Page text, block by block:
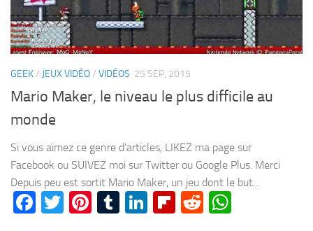
GEEK/ JEUX VIDÉO/ VIDÉOS 25 SEP, 2015
Mario Maker, le niveau le plus difficile au
monde
Si vous aimez ce genre d’articles, LIKEZ ma page sur
Facebook ou SUIVEZ moi sur Twitter ou Google Plus. Merci
Depuis peu est sortit Mario Maker, un jeu dont le but...
Facebook
Twitter
Pinterest
Tumblr
LinkedIn
Flipboard
Reddit